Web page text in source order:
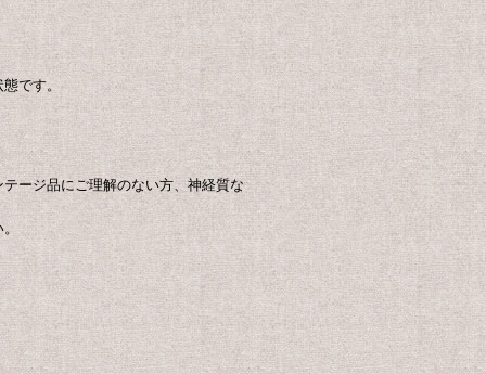
です。
ージ品にご理解のない方、神経質な